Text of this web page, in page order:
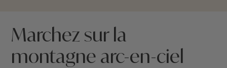
Marchez sur la
montagne arc-en-ciel